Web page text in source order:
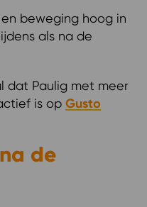
beweging hoog in
als na de
dat Paulig met meer
is op Gusto
de